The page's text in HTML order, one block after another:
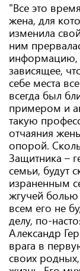
"Все это
жена, для
изменила
ним
информацию,
зависящее,
себе места
всегда был
примером и
такую
отчаяния
опорой.
Защитника –
семьи, будут
израненным
жгучей
всем его не
делу, по-
Александр
врага в
своих